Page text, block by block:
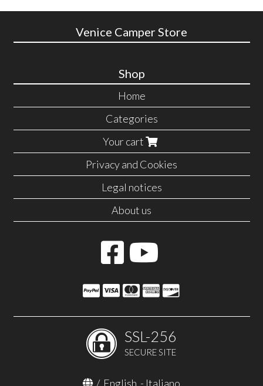
Venice Camper Store
Shop
Home
Categories
Your cart
Privacy and Cookies
Legal notices
About us
SSL-256
SECURE SITE
/ English - Italiano